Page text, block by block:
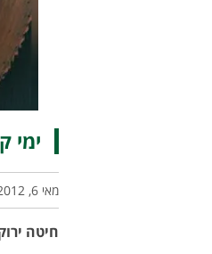
ימי
מאי 6, 2012
חיטה